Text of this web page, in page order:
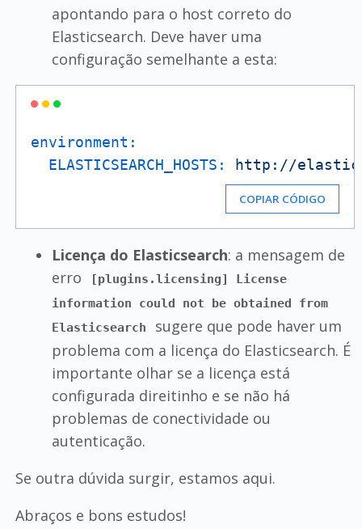
apontando para o host correto do
Elasticsearch. Deve haver uma
configuração semelhante a esta:
environment:
ELASTICSEARCH_HOSTS:
http://
COPIAR CÓDIGO
Licença do Elasticsearch: a mensagem de
erro
[plugins.licensing] License
information could not be obtained from
Elasticsearch
sugere que pode haver um
problema com a licença do Elasticsearch. É
importante olhar se a licença está
configurada direitinho e se não há
problemas de conectividade ou
autenticação.
Se outra dúvida surgir, estamos aqui.
Abraços e bons estudos!